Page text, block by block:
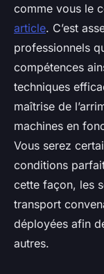
comme vous le
article. C’est
professionnels
compétences
techniques
maîtrise de
machines en
Vous serez
conditions
cette façon, les
transport
déployées afin
autres.